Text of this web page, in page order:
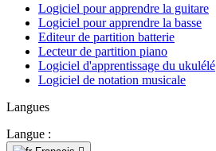
Logiciel pour apprendre la guitare
Logiciel pour apprendre la basse
Editeur de partition batterie
Lecteur de partition piano
Logiciel d'apprentissage du ukulélé
Logiciel de notation musicale
Langues
Langue :